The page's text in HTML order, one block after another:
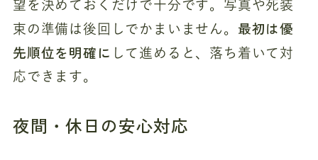
望を決めておくだけで十分です。写真や死装
束の準備は後回しでかまいません。 最初は優
先順位を明確に して進めると、落ち着いて対
応できます。
夜間・休日の安心対応